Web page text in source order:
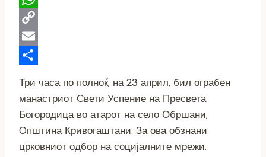
WhatsApp
Copy
Link
Email
Три часа по полноќ, на 23 април, бил ограбен
манастриот Свети Успение на Пресвета
Богородица во атарот на село Обршани,
Oпштина Кривогаштани. За ова обзнани
црковниот одбор на социјалните мрежи.